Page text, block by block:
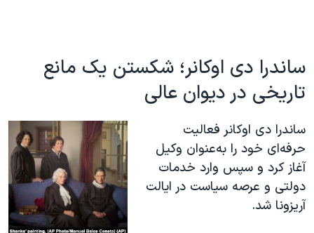
ساندرا دی اوکانر؛ شکستن یک مانع
تاریخی در دیوان عالی
ساندرا دی اوکانر فعالیت
حرفه‌ای خود را به‌عنوان وکیل
آغاز کرد و سپس وارد خدمات
دولتی و عرصه سیاست در ایالت
آریزونا شد.